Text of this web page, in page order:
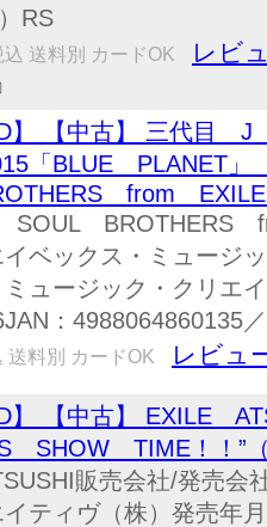
RS
込 送料別 カードOK
レビ
】 【中古】 三代
「BLUE PLANET
from
BROTHERS
ベックス・ミュージ
ュージック・クリエ
：4988064860135
送料別 カードOK レビュ
】 【中古】 EXILE
SHOW TIME！！”
販売会社/発売会
ティヴ（株）発売年